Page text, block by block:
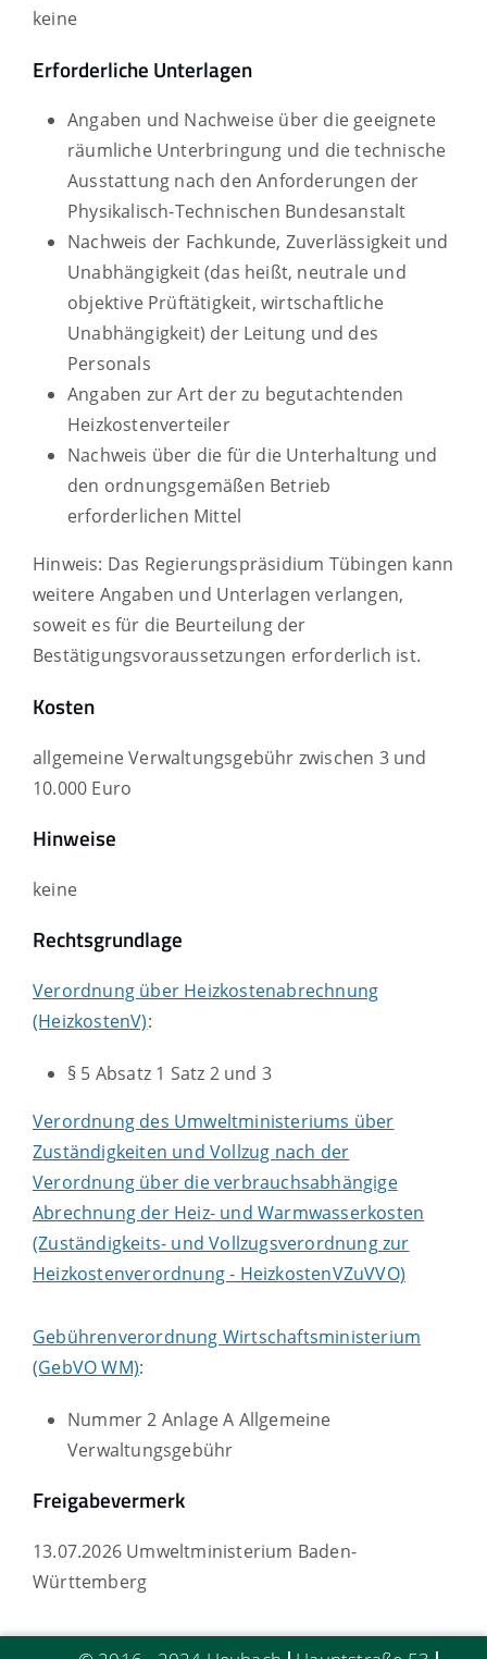
keine
Erforderliche Unterlagen
Angaben und Nachweise über die geeignete
räumliche Unterbringung und die technische
Ausstattung nach den Anforderungen der
Physikalisch-Technischen Bundesanstalt
Nachweis der Fachkunde, Zuverlässigkeit und
Unabhängigkeit (das heißt, neutrale und
objektive Prüftätigkeit, wirtschaftliche
Unabhängigkeit) der Leitung und des
Personals
Angaben zur Art der zu begutachtenden
Heizkostenverteiler
Nachweis über die für die Unterhaltung und
den ordnungsgemäßen Betrieb
erforderlichen Mittel
Hinweis: Das Regierungspräsidium Tübingen kann
weitere Angaben und Unterlagen verlangen,
soweit es für die Beurteilung der
Bestätigungsvoraussetzungen erforderlich ist.
Kosten
allgemeine Verwaltungsgebühr zwischen 3 und
10.000 Euro
Hinweise
keine
Rechtsgrundlage
Verordnung über Heizkostenabrechnung
(HeizkostenV):
§ 5 Absatz 1 Satz 2 und 3
Verordnung des Umweltministeriums über
Zuständigkeiten und Vollzug nach der
Verordnung über die verbrauchsabhängige
Abrechnung der Heiz- und Warmwasserkosten
(Zuständigkeits- und Vollzugsverordnung zur
Heizkostenverordnung - HeizkostenVZuVVO)
Gebührenverordnung Wirtschaftsministerium
(GebVO WM):
Nummer 2 Anlage A Allgemeine
Verwaltungsgebühr
Freigabevermerk
13.07.2026 Umweltministerium Baden-
Württemberg